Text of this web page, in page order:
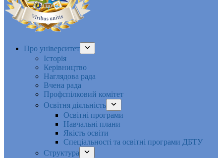
Про університет
Історія
Керівництво
Наглядова рада
Вчена рада
Профспілковий комітет
Освітня діяльність
Освітні програми
Навчальні плани
Якість освіти
Спеціальності та освітні програми ДБТУ
Структура